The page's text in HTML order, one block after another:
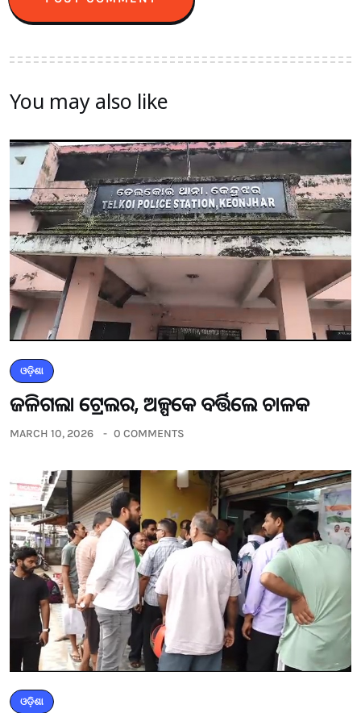
You may also like
ଓଡ଼ିଶା
ଜଳିଗଲା ଟ୍ରେଲର, ଅଳ୍ପକେ ବର୍ତ୍ତିଲେ ଚାଳକ
MARCH 10, 2026 0 COMMENTS
ଓଡ଼ିଶା